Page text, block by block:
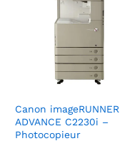
Canon imageRUNNER
ADVANCE C2230i –
Photocopieur